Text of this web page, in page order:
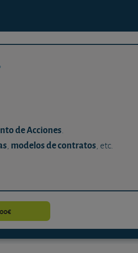
de Acciones.
, modelos de contratos, etc.